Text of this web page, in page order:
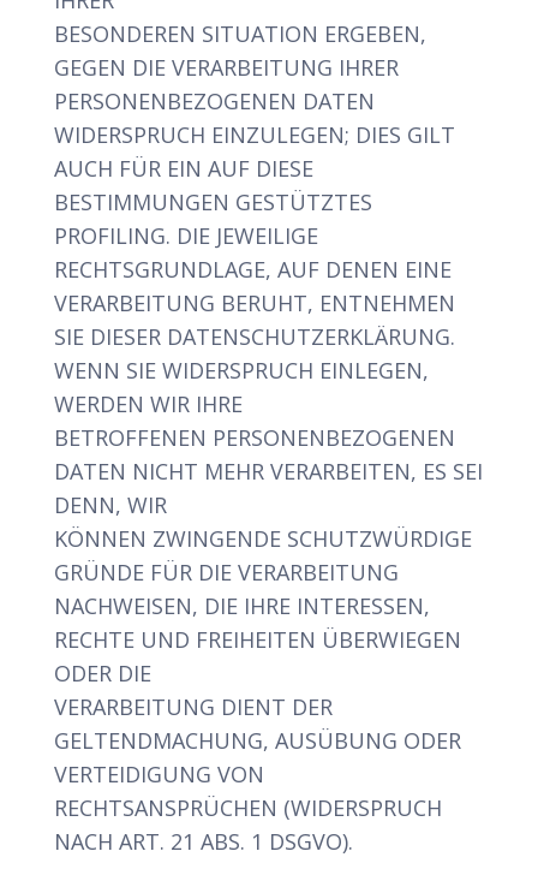
BESONDEREN SITUATION ERGEBEN,
GEGEN DIE VERARBEITUNG IHRER
PERSONENBEZOGENEN DATEN
WIDERSPRUCH EINZULEGEN; DIES GILT
AUCH FÜR EIN AUF DIESE
BESTIMMUNGEN GESTÜTZTES
PROFILING. DIE JEWEILIGE
RECHTSGRUNDLAGE, AUF DENEN EINE
VERARBEITUNG BERUHT, ENTNEHMEN
SIE DIESER DATENSCHUTZERKLÄRUNG.
WENN SIE WIDERSPRUCH EINLEGEN,
WERDEN WIR IHRE
BETROFFENEN PERSONENBEZOGENEN
DATEN NICHT MEHR VERARBEITEN, ES SEI
DENN, WIR
KÖNNEN ZWINGENDE SCHUTZWÜRDIGE
GRÜNDE FÜR DIE VERARBEITUNG
NACHWEISEN, DIE IHRE INTERESSEN,
RECHTE UND FREIHEITEN ÜBERWIEGEN
ODER DIE
VERARBEITUNG DIENT DER
GELTENDMACHUNG, AUSÜBUNG ODER
VERTEIDIGUNG VON
RECHTSANSPRÜCHEN (WIDERSPRUCH
NACH ART. 21 ABS. 1 DSGVO).